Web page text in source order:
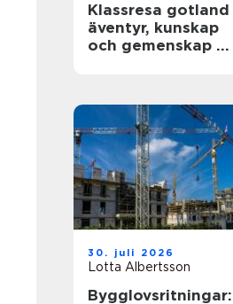
Klassresa gotland
äventyr, kunskap
och gemenskap på
30. juli 2026
Lotta Albertsson
Bygglovsritningar: